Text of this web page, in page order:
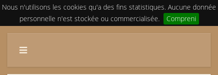
Nous n'utilisons les cookies qu'a des fins statistiques. Aucune donnée
personnelle n'est stockée ou commercialisée.
Compreni